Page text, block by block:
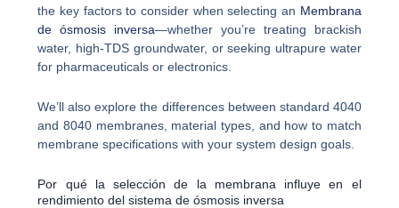
the key factors to consider when selecting an Membrana
de ósmosis inversa—whether you’re treating brackish
water, high-TDS groundwater, or seeking ultrapure water
for pharmaceuticals or electronics.
We’ll also explore the differences between standard 4040
and 8040 membranes, material types, and how to match
membrane specifications with your system design goals.
Por qué la selección de la membrana influye en el
rendimiento del sistema de ósmosis inversa